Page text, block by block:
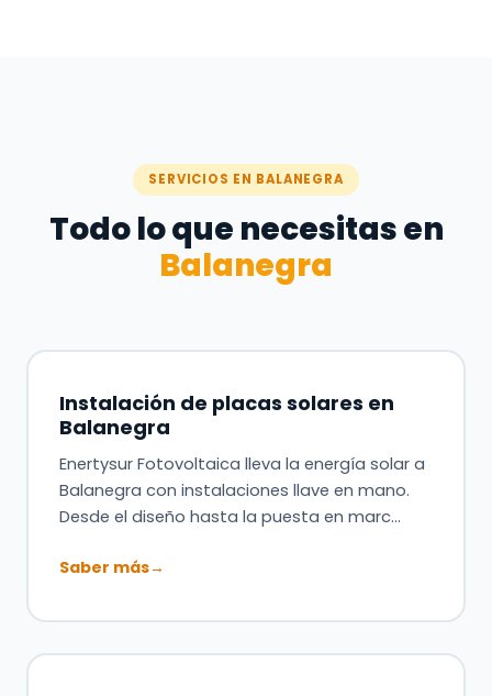
SERVICIOS EN BALANEGRA
Todo lo que necesitas en
Balanegra
Instalación de placas solares en
Balanegra
Enertysur Fotovoltaica lleva la energía solar a
Balanegra con instalaciones llave en mano.
Desde el diseño hasta la puesta en marc…
Saber más→